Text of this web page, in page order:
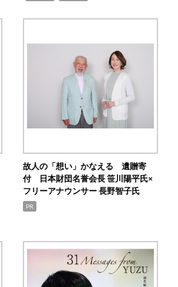
故人の「想い」かなえる 遺贈寄
付 日本財団名誉会長 笹川陽平氏×
フリーアナウンサー 長野智子氏
PR